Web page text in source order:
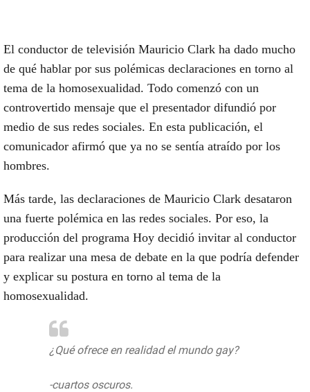
El conductor de televisión Mauricio Clark ha dado mucho
de qué hablar por sus polémicas declaraciones en torno al
tema de la homosexualidad. Todo comenzó con un
controvertido mensaje que el presentador difundió por
medio de sus redes sociales. En esta publicación, el
comunicador afirmó que ya no se sentía atraído por los
hombres.
Más tarde, las declaraciones de Mauricio Clark desataron
una fuerte polémica en las redes sociales. Por eso, la
producción del programa Hoy decidió invitar al conductor
para realizar una mesa de debate en la que podría defender
y explicar su postura en torno al tema de la
homosexualidad.
¿Qué ofrece en realidad el mundo gay?
-cuartos oscuros.